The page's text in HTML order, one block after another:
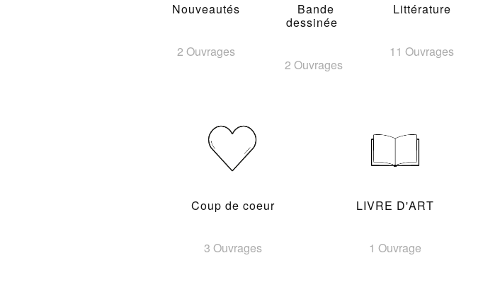
Nouveautés
2 Ouvrages
Bande
dessinée
2 Ouvrages
Littérature
11 Ouvrages
Coup de coeur
3 Ouvrages
LIVRE D'ART
1 Ouvrage